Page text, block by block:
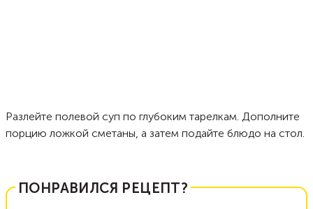
Разлейте полевой суп по глубоким тарелкам. Дополните
порцию ложкой сметаны, а затем подайте блюдо на стол.
ПОНРАВИЛСЯ РЕЦЕПТ?